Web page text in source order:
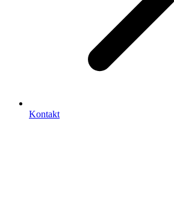
Kontakt